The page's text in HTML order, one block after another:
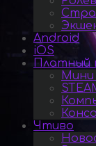
Android
iOS
Платный
Мини
Чтиво